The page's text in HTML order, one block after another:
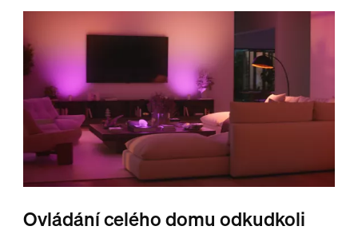
Ovládání celého domu odkudkoli